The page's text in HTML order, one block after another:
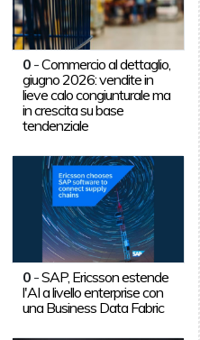
0 -Commercio al dettaglio,
giugno 2026: vendite in
lieve calo congiunturale ma
in crescita su base
tendenziale
0 -SAP, Ericsson estende
l'AI a livello enterprise con
una Business Data Fabric